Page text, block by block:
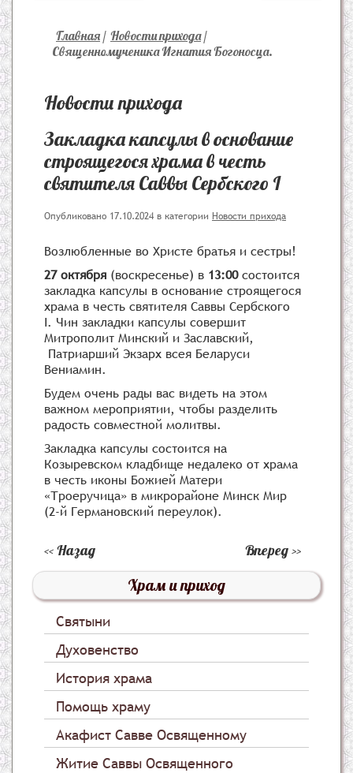
Главная / Новости прихода /
Священномученика Игнатия Богоносца.
Новости прихода
Закладка капсулы в основание
строящегося храма в честь
святителя Саввы Сербского I
Опубликовано 17.10.2024 в категории Новости прихода
Возлюбленные во Христе братья и сестры!
27 октября (воскресенье) в 13:00состоится
закладка капсулы в основание строящегося
храма в честь святителя Саввы Сербского
I. Чин закладки капсулы совершит
Митрополит Минский и Заславский,
Патриарший Экзарх всея Беларуси
Вениамин.
Будем очень рады вас видеть на этом
важном мероприятии, чтобы разделить
радость совместной молитвы.
Закладка капсулы состоится на
Козыревском кладбище недалеко от храма
в честь иконы Божией Матери
«Троеручица» в микрорайоне Минск Мир
(2-й Германовский переулок).
Назад Вперед
Храм и приход
Святыни
Духовенство
История храма
Помощь храму
Акафист Савве Освященному
Житие Саввы Освященного